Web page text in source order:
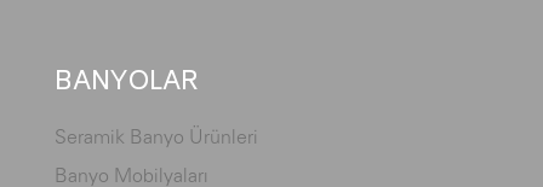
BANYOLAR
Seramik Banyo Ürünleri
Banyo Mobilyaları